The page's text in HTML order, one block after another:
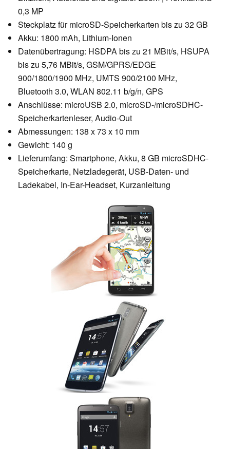
0,3 MP
Steckplatz für microSD-Speicherkarten bis zu 32 GB
Akku: 1800 mAh, Lithium-Ionen
Datenübertragung: HSDPA bis zu 21 MBit/s, HSUPA
bis zu 5,76 MBit/s, GSM/GPRS/EDGE
900/1800/1900 MHz, UMTS 900/2100 MHz,
Bluetooth 3.0, WLAN 802.11 b/g/n, GPS
Anschlüsse: microUSB 2.0, microSD-/microSDHC-
Speicherkartenleser, Audio-Out
Abmessungen: 138 x 73 x 10 mm
Gewicht: 140 g
Lieferumfang: Smartphone, Akku, 8 GB microSDHC-
Speicherkarte, Netzladegerät, USB-Daten- und
Ladekabel, In-Ear-Headset, Kurzanleitung